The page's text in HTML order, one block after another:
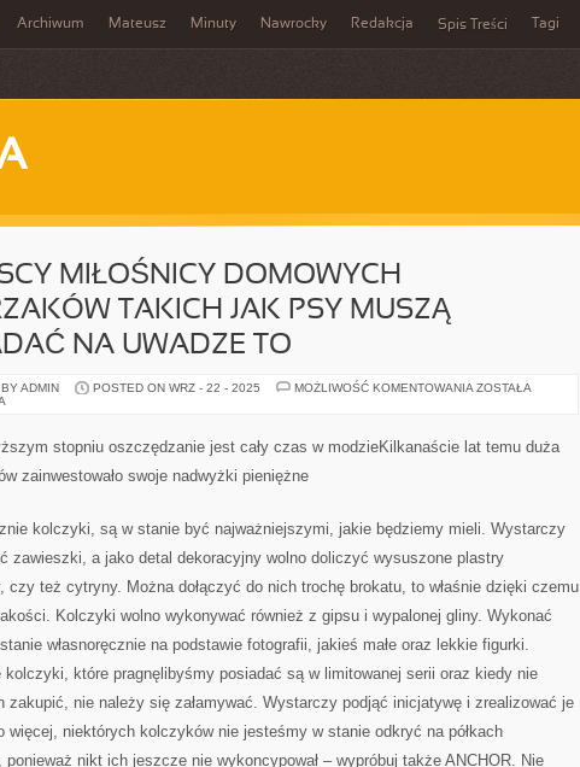
Archiwum Mateusz Minuty Nawrocky Redakcja Spis Treści Tagi
MIŁOŚNICY DOMOWYCH
TAKICH JAK PSY MUSZĄ
NA UWADZE TO
ADMIN POSTED ON WRZ - 22 - 2025 MOŻLIWOŚĆ KOMENTOWANIA WSZYSCY
TAKICH
JAK
TO
ZOSTAŁA
stopniu oszczędzanie jest cały czas w modzieKilkanaście lat temu duża
zainwestowało swoje nadwyżki pieniężne
kolczyki, są w stanie być najważniejszymi, jakie będziemy mieli. Wystarczy
zawieszki, a jako detal dekoracyjny wolno doliczyć wysuszone plastry
czy też cytryny. Można dołączyć do nich trochę brokatu, to właśnie dzięki czemu
Kolczyki wolno wykonywać również z gipsu i wypalonej gliny. Wykonać
własnoręcznie na podstawie fotografii, jakieś małe oraz lekkie figurki.
kolczyki, które pragnęlibyśmy posiadać są w limitowanej serii oraz kiedy nie
zakupić, nie należy się załamywać. Wystarczy podjąć inicjatywę i zrealizować je
więcej, niektórych kolczyków nie jesteśmy w stanie odkryć na półkach
ponieważ nikt ich jeszcze nie wykoncypował – wypróbuj także ANCHOR. Nie